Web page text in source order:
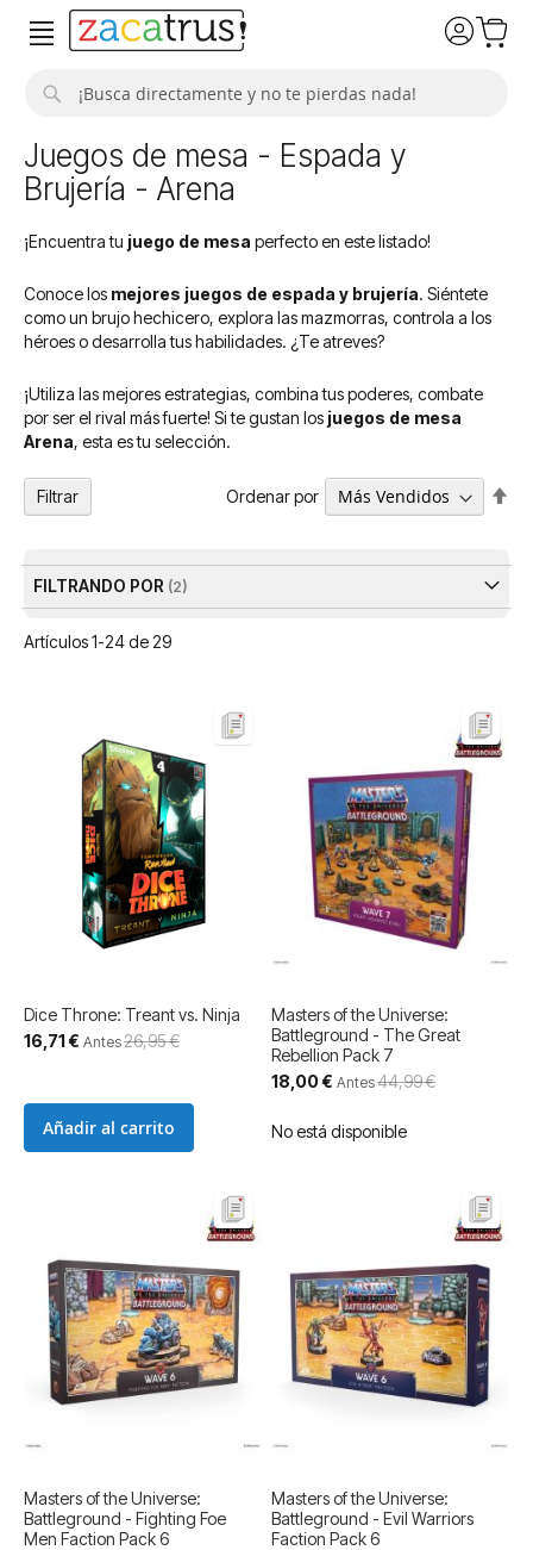
Juegos de mesa - Espada y
Brujería - Arena
¡Encuentra tu juego de mesa perfecto en este listado!
Conoce los mejores juegos de espada y brujería. Siéntete
como un brujo hechicero, explora las mazmorras, controla a los
héroes o desarrolla tus habilidades. ¿Te atreves?
¡Utiliza las mejores estrategias, combina tus poderes, combate
por ser el rival más fuerte! Si te gustan los juegos de mesa
Arena, esta es tu selección.
Artículos1-24de 29
Ordenar por
Dice Throne: Treant vs. Ninja
Precio
especial
16,71 € Antes26,95 €
Añadir al carrito
Masters of the Universe:
Battleground - The Great
Rebellion Pack 7
Precio
especial
18,00 € Antes44,99 €
No está disponible
Masters of the Universe:
Battleground - Fighting Foe
Men Faction Pack 6
Masters of the Universe:
Battleground - Evil Warriors
Faction Pack 6
Filtrar
FILTRANDO POR